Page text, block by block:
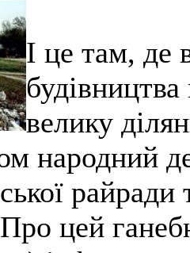
І це там, де
велику
народний
цей